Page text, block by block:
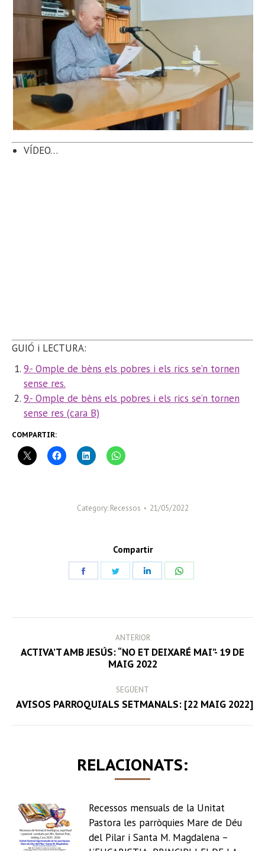
VÍDEO…
GUIÓ i LECTURA:
9.- Omple de bèns els pobres i els rics se’n tornen
sense res.
9.- Omple de bèns els pobres i els rics se’n tornen
sense res (cara B)
COMPARTIR:
Category: Recessos 21/05/2022
Compartir
NAVIGATION
ANTERIOR
Previous
post:
ACTIVA’T AMB JESÚS: “NO ET DEIXARÉ MAI”- 19 DE
MAIG 2022
SEGÜENT
Next
AVISOS PARROQUIALS SETMANALS: [22 MAIG 2022]
RELACIONATS:
Recessos mensuals de la Unitat
Pastora les parròquies Mare de Déu
del Pilar i Santa M. Magdalena –